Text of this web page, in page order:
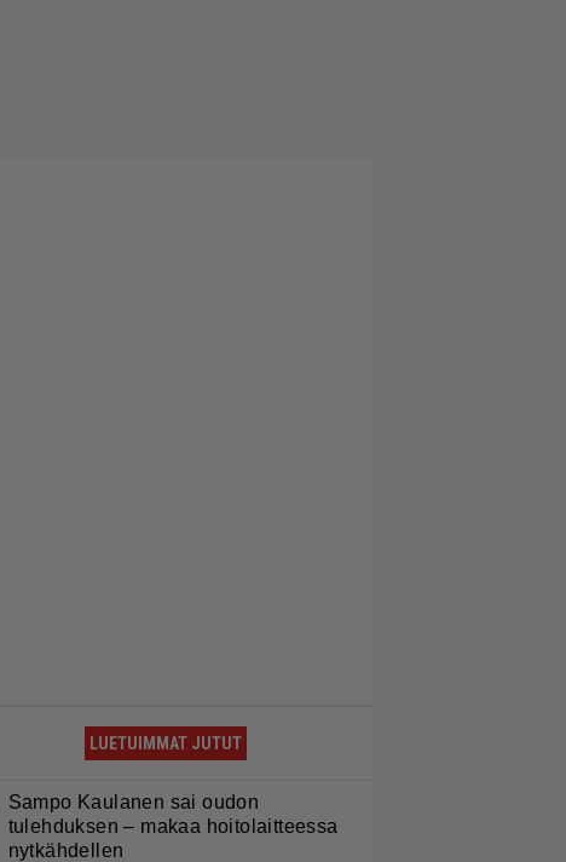
LUETUIMMAT JUTUT
Sampo Kaulanen sai oudon
tulehduksen – makaa hoitolaitteessa
nytkähdellen